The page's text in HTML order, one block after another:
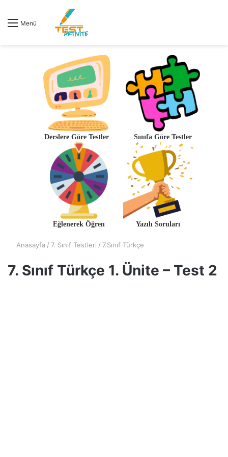
Menü
Derslere Göre Testler Sınıfa Göre Testler
Eğlenerek Öğren Yazılı Soruları
Anasayfa / 7. Sınıf Testleri / 7.Sınıf Türkçe
7. Sınıf Türkçe 1. Ünite – Test 2